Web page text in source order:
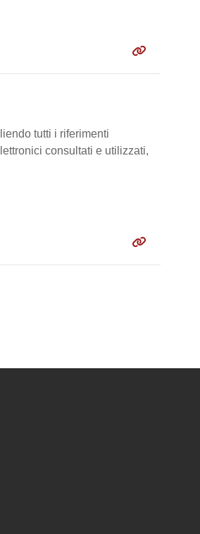
tutti i riferimenti
consultati e utilizzati,